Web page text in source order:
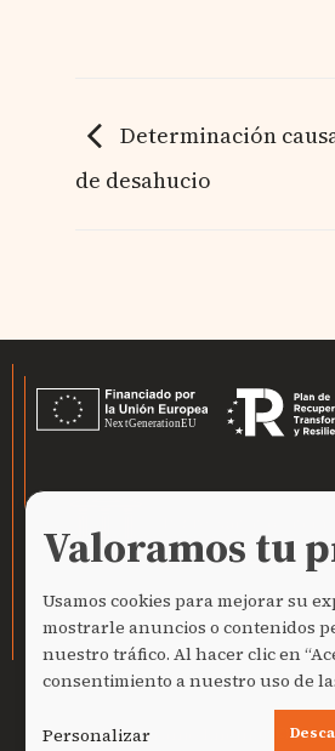
Determinación
de desahucio
Pedro Naranjo Encinas
Valoramos tu
Usamos cookies para mejorar su
mostrarle anuncios o contenidos
nuestro tráfico. Al hacer clic en
consentimiento a nuestro uso de
Personalizar